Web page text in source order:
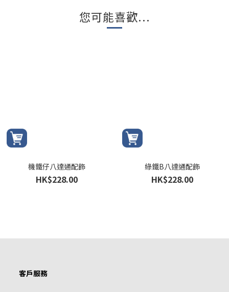
您可能喜歡...
機鐵仔八達通配飾
HK$228.00
綠鐵B八達通配飾
HK$228.00
客戶服務